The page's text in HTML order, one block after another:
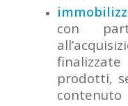
con
prodotti,